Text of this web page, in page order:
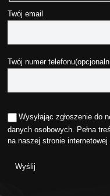
Twój email
Twój numer
Wysyłając zgłoszenie do
danych osobowych. Pełna
na naszej stronie internetowej